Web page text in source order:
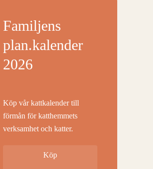
Familjens
plan.kalender
2026
Köp vår kattkalender till
förmån för katthemmets
verksamhet och katter.
Köp